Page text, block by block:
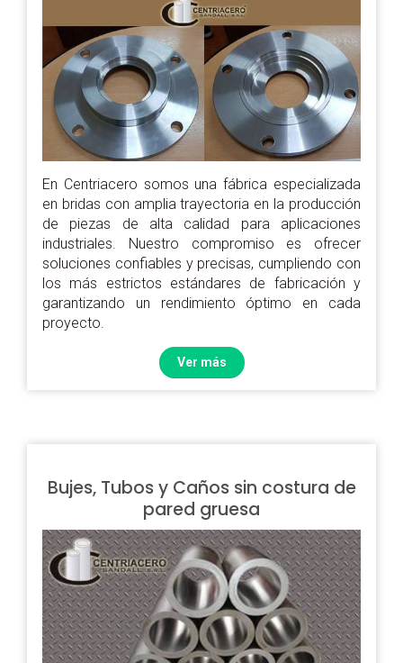
En Centriacero somos una fábrica especializada
en bridas con amplia trayectoria en la producción
de piezas de alta calidad para aplicaciones
industriales. Nuestro compromiso es ofrecer
soluciones confiables y precisas, cumpliendo con
los más estrictos estándares de fabricación y
garantizando un rendimiento óptimo en cada
proyecto.
Ver más
Bujes, Tubos y Caños sin costura de
pared gruesa